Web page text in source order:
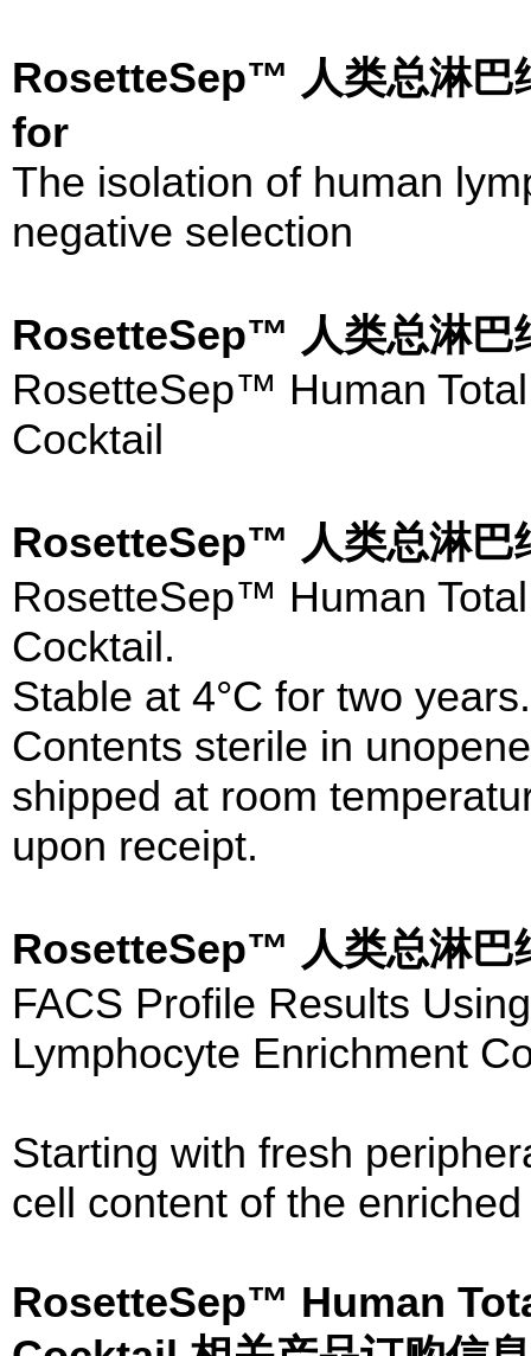
RosetteSep™ 人类总淋巴
for
The isolation of human
negative selection
RosetteSep™ 人类总淋巴
RosetteSep™ Human
Cocktail
RosetteSep™ 人类总淋巴
RosetteSep™ Human
Cocktail.
Stable at 4°C for two
Contents sterile in
shipped at room
upon receipt.
RosetteSep™ 人类总淋巴
FACS Profile Results
Lymphocyte Enrichment
Starting with fresh
cell content of the
RosetteSep™ Human